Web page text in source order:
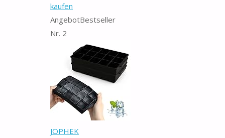
kaufen
AngebotBestseller
Nr. 2
JOPHEK